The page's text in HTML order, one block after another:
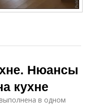
Нюансы
кухне
в одном